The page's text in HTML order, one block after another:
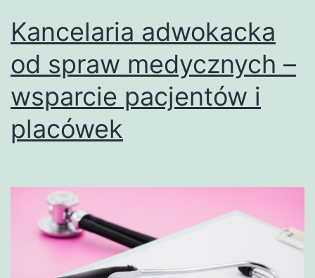
i
placówek
Kancelaria adwokacka
od spraw medycznych –
wsparcie pacjentów i
placówek